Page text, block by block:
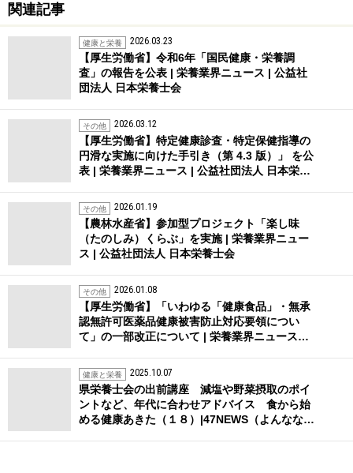
関連記事
健康と栄養 2026.03.23
【厚生労働省】令和6年「国民健康・栄養調
査」の報告を公表 | 栄養業界ニュース | 公益社
団法人 日本栄養士会
その他 2026.03.12
【厚生労働省】特定健康診査・特定保健指導の
円滑な実施に向けた手引き（第 4.3 版）」 を公
表 | 栄養業界ニュース | 公益社団法人 日本栄…
その他 2026.01.19
【農林水産省】参加型プロジェクト「楽し味
（たのしみ）くらぶ」を実施 | 栄養業界ニュー
ス | 公益社団法人 日本栄養士会
その他 2026.01.08
【厚生労働省】「いわゆる「健康食品」・無承
認無許可医薬品健康被害防止対応要領につい
て」の一部改正について | 栄養業界ニュース…
健康と栄養 2025.10.07
県栄養士会の出前講座 減塩や野菜摂取のポイ
ントなど、年代に合わせアドバイス 食から始
める健康あきた（１８）|47NEWS（よんなな…